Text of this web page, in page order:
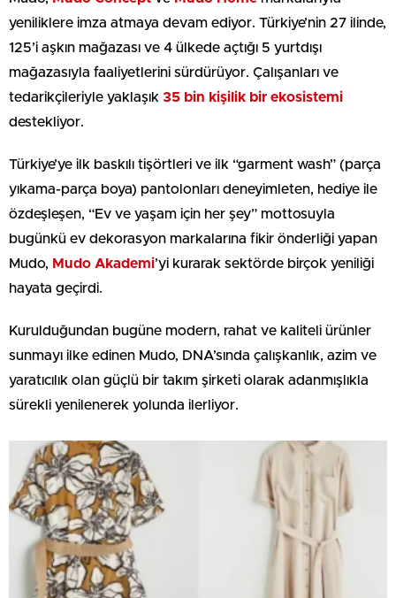
yeniliklere imza atmaya devam ediyor. Türkiye’nin 27 ilinde,
125’i aşkın mağazası ve 4 ülkede açtığı 5 yurtdışı
mağazasıyla faaliyetlerini sürdürüyor. Çalışanları ve
tedarikçileriyle yaklaşık 35 bin kişilik bir ekosistemi
destekliyor.
Türkiye’ye ilk baskılı tişörtleri ve ilk “garment wash” (parça
yıkama-parça boya) pantolonları deneyimleten, hediye ile
özdeşleşen, “Ev ve yaşam için her şey” mottosuyla
bugünkü ev dekorasyon markalarına fikir önderliği yapan
Mudo, Mudo Akademi’yi kurarak sektörde birçok yeniliği
hayata geçirdi.
Kurulduğundan bugüne modern, rahat ve kaliteli ürünler
sunmayı ilke edinen Mudo, DNA’sında çalışkanlık, azim ve
yaratıcılık olan güçlü bir takım şirketi olarak adanmışlıkla
sürekli yenilenerek yolunda ilerliyor.